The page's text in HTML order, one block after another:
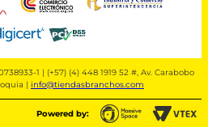
1 | (+57) (4) 448 1919 52 #, Av. Carabobo
| info@tiendasbranchos.com
Powered by: